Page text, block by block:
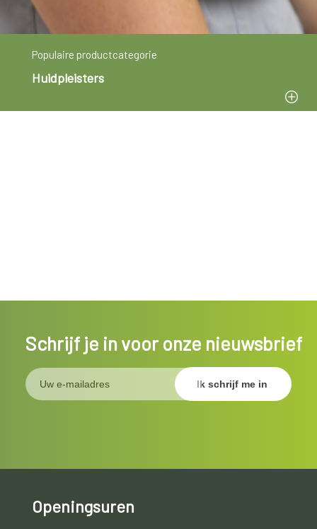
Populaire productcategorie
Huidpleisters
Schrijf je in voor onze nieuwsbrief
Openingsuren